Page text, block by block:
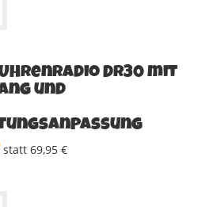
DR30 mit
und
statt 69,95 €